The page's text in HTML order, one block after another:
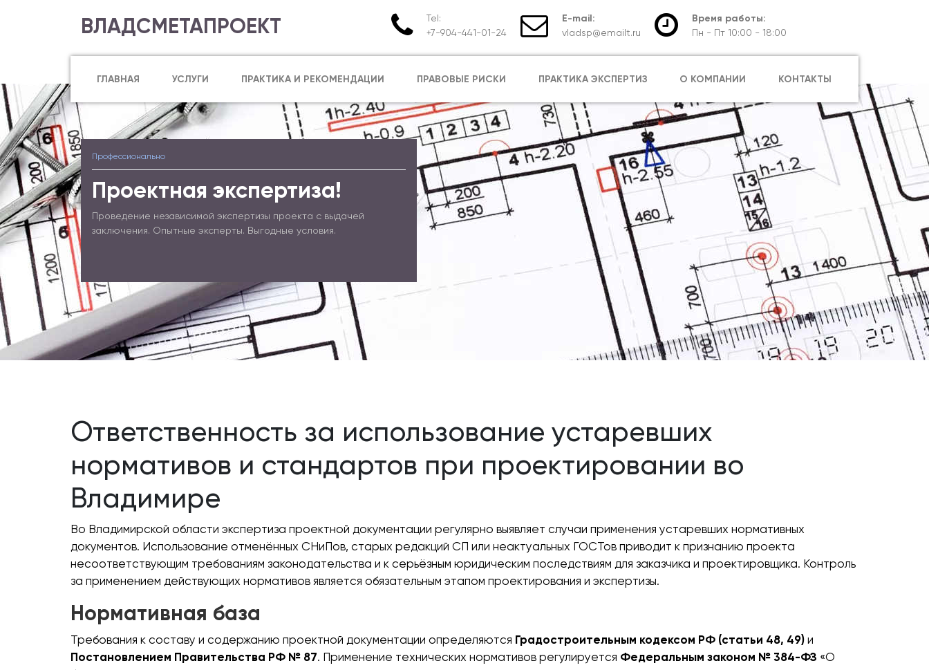
ВЛАДСМЕТАПРОЕКТ
Tel:
+7-904-441-01-24
E-mail:
vladsp@emailt.ru
Время работы:
Пн - Пт 10:00 - 18:00
ГЛАВНАЯ УСЛУГИ ПРАКТИКА И РЕКОМЕНДАЦИИ ПРАВОВЫЕ РИСКИ ПРАКТИКА ЭКСПЕРТИЗ О КОМПАНИИ КОНТАКТЫ
Профессионально
Проектная экспертиза!
Проведение независимой экспертизы проекта с выдачей
заключения. Опытные эксперты. Выгодные условия.
Ответственность за использование устаревших
нормативов и стандартов при проектировании во
Владимире
Во Владимирской области экспертиза проектной документации регулярно выявляет случаи применения устаревших нормативных
документов. Использование отменённых СНиПов, старых редакций СП или неактуальных ГОСТов приводит к признанию проекта
несоответствующим требованиям законодательства и к серьёзным юридическим последствиям для заказчика и проектировщика. Контроль
за применением действующих нормативов является обязательным этапом проектирования и экспертизы.
Нормативная база
Требования к составу и содержанию проектной документации определяются Градостроительным кодексом РФ (статьи 48, 49) и
Постановлением Правительства РФ № 87. Применение технических нормативов регулируется Федеральным законом № 384-ФЗ «О